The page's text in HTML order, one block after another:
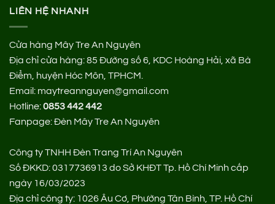
LIÊN HỆ NHANH
Cửa hàng Mây Tre An Nguyên
Địa chỉ cửa hàng:85 Đường số 6, KDC Hoàng Hải, xã Bà
Điểm, huyện Hóc Môn, TPHCM.
Email: maytreannguyen@gmail.com
Hotline:0853 442 442
Fanpage:Đèn Mây Tre An Nguyên
Công ty TNHH Đèn Trang Trí An Nguyên
Số ĐKKD: 0317736913 do Sở KHĐT Tp. Hồ Chí Minh cấp
ngày 16/03/2023
Địa chỉ công ty: 1026 Âu Cơ, Phường Tân Bình, TP. Hồ Chí